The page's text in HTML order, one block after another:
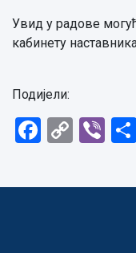
Увид у радове
кабинету
Подијели:
Copy